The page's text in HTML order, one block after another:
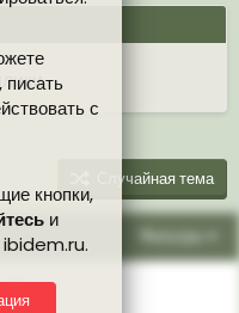
писать
с
кнопки,
и
ibidem.ru.
(оценок) на форуме
Случайная тема
Фильтры